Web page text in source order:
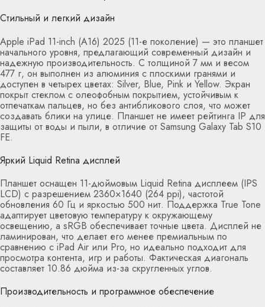
Стильный и легкий дизайн
Apple iPad 11-inch (A16) 2025 (11-е поколение) — это планшет
начального уровня, предлагающий современный дизайн и
надежную производительность. С толщиной 7 мм и весом
477 г, он выполнен из алюминия с плоскими гранями и
доступен в четырех цветах: Silver, Blue, Pink и Yellow. Экран
покрыт стеклом с олеофобным покрытием, устойчивым к
отпечаткам пальцев, но без антибликового слоя, что может
создавать блики на улице. Планшет не имеет рейтинга IP для
защиты от воды и пыли, в отличие от Samsung Galaxy Tab S10
FE.
Яркий Liquid Retina дисплей
Планшет оснащен 11-дюймовым Liquid Retina дисплеем (IPS
LCD) с разрешением 2360×1640 (264 ppi), частотой
обновления 60 Гц и яркостью 500 нит. Поддержка True Tone
адаптирует цветовую температуру к окружающему
освещению, а sRGB обеспечивает точные цвета. Дисплей не
ламинирован, что делает его менее премиальным по
сравнению с iPad Air или Pro, но идеально подходит для
просмотра контента, игр и работы. Фактическая диагональ
составляет 10.86 дюйма из-за скругленных углов.
Производительность и программное обеспечение